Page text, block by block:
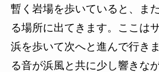
暫く岩場を歩いていると、ま
る場所に出てきます。ここは
浜を歩いて次へと進んで行き
る音が浜風と共に少し響きな